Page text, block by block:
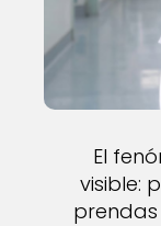
El
visible: